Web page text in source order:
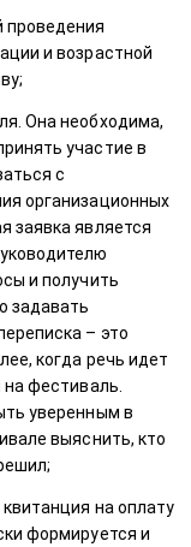
проведения
и возрастной
Она необходима,
участие в
с
организационных
заявка является
и получить
задавать
– это
когда речь идет
фестиваль.
уверенным в
выяснить, кто
на оплату
формируется и